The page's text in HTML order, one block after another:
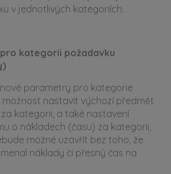
v jednotlivých kategoriích.
kategorii požadavku
parametry pro kategorie
nastavit výchozí předmět
kategorii, a také nastavení
o nákladech (času) za kategorii,
možné uzavřít bez toho, že
náklady či přesný čas na